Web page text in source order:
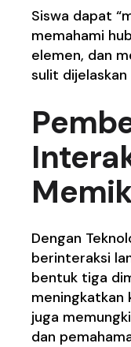
Siswa dapat
memahami
elemen, dan
sulit
Dengan
berinteraksi
bentuk tiga
juga
dan